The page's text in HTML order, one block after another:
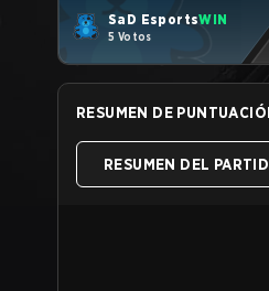
SaD EsportsWIN
5 Votos
RESUMEN DE
RESUMEN DEL